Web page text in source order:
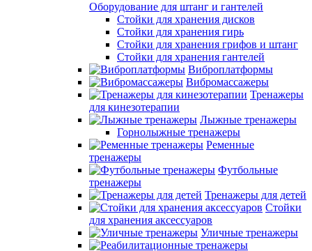
Оборудование для штанг и гантелей
Стойки для хранения дисков
Стойки для хранения гирь
Стойки для хранения грифов и штанг
Стойки для хранения гантелей
Виброплатформы
Вибромассажеры
Тренажеры
для кинезотерапии
Лыжные тренажеры
Горнолыжные тренажеры
Ременные
тренажеры
Футбольные
тренажеры
Тренажеры для детей
Стойки
для хранения аксессуаров
Уличные тренажеры